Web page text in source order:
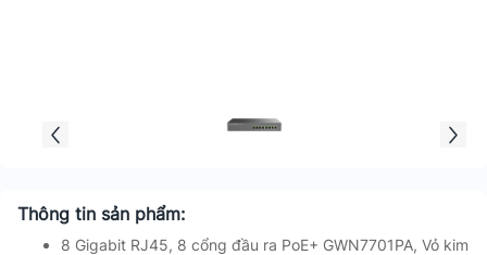
Thông tin sản phẩm:
8 Gigabit RJ45, 8 cổng đầu ra PoE+ GWN7701PA, Vỏ kim